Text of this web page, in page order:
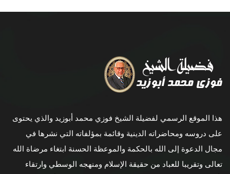
هذا الموقع الرسمي لفضيلة الشيخ فوزي محمد أبوزيد والذي يحتوى
على دروسه ومحاضراته الدينية وقائمة بمؤلفاته التي نشرها في
مجال الدعوة إلى الله بالحكمة والموعظة الحسنة ابتغاء مرضاة الله
تعالى وتقريبا للعباد من حقيقة الإسلام ومنهجه الوسطي وارتقاء